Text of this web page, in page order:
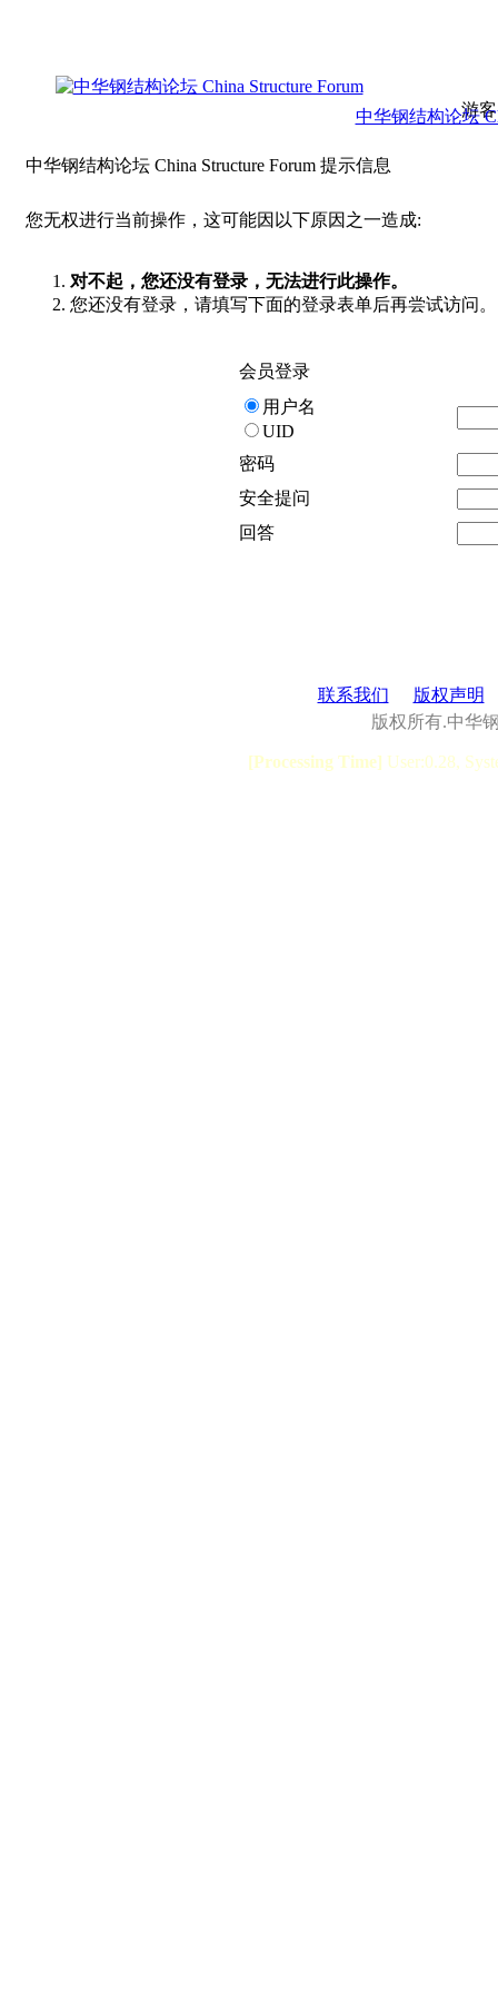
游
中华钢结构论坛
中华钢结构论坛 China Structure Forum 提示信息
您无权进行当前操作，这可能因以下原因之一造成:
对不起，您还没有登录，无法进行此操作。
您还没有登录，请填写下面的登录表单后再尝试访问。
会员登录
用户名
UID
密码
安全提问
回答
联系我们
版权声明
版权所有.中华
[Processing Time] User:0.28,